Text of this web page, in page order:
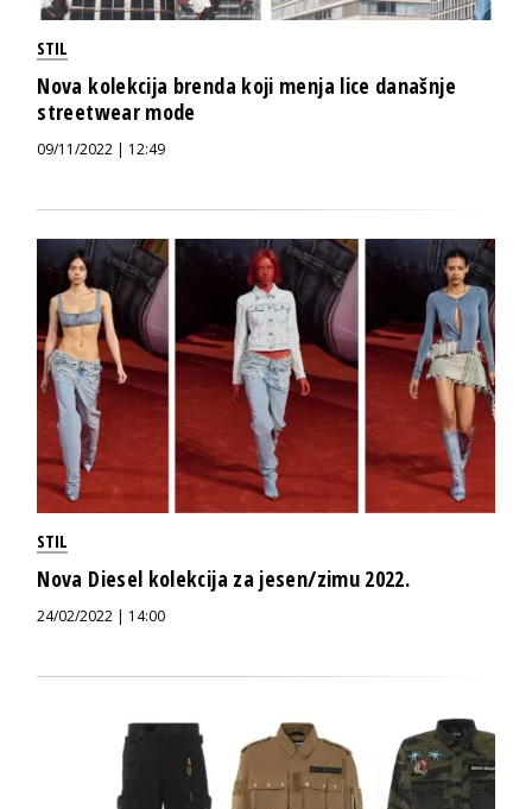
STIL
Nova kolekcija brenda koji menja lice današnje
streetwear mode
09/11/2022 | 12:49
STIL
Nova Diesel kolekcija za jesen/zimu 2022.
24/02/2022 | 14:00